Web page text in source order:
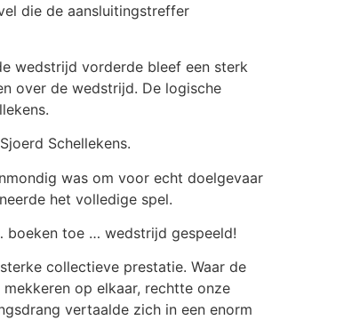
die de aansluitingstreffer
wedstrijd vorderde bleef een sterk
over de wedstrijd. De logische
Schellekens.
was om voor echt doelgevaar
het volledige spel.
boeken toe … wedstrijd gespeeld!
collectieve prestatie. Waar de
op elkaar, rechtte onze
vertaalde zich in een enorm